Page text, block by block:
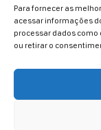
Para fornecer as
acessar informações
processar dados
ou retirar o